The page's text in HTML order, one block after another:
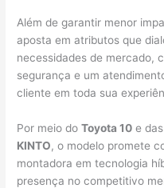
Além de garantir menor
aposta em atributos que
necessidades de mercado,
segurança e um
cliente em toda sua
Por meio doToyota 10 e
KINTO, o modelo promete
montadora em tecnologia
presença no competitivo